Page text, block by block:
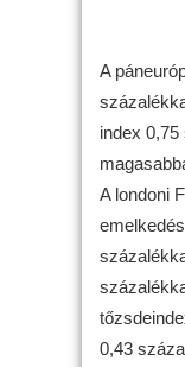
A
index
A londoni
0,43